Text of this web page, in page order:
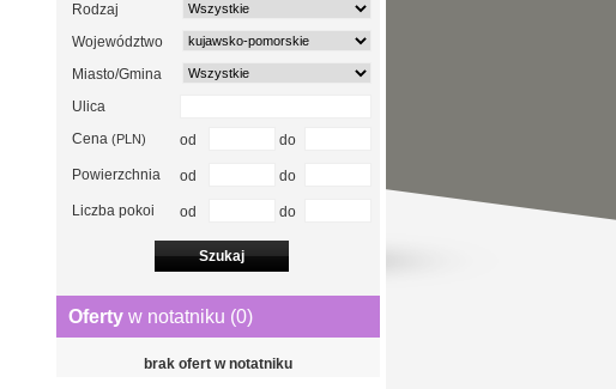
Rodzaj
Województwo
Miasto/Gmina
Ulica
Cena (PLN) od do
Powierzchnia od do
Liczba pokoi od do
Oferty w notatniku (0)
brak ofert w notatniku